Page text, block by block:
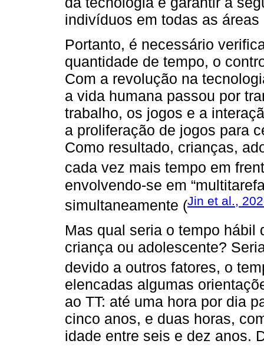
indivíduos em todas as
Portanto, é necessário
quantidade de tempo, o
Com a revolução na
a vida humana passou por
trabalho, os jogos e a
a proliferação de jogos para
Como resultado, crianças,
cada vez mais tempo em
envolvendo-se em
simultaneamente (Jin et al.,
Mas qual seria o tempo hábil
criança ou adolescente?
devido a outros fatores, o
elencadas algumas
ao TT: até uma hora por dia
cinco anos, e duas horas,
idade entre seis e dez anos.